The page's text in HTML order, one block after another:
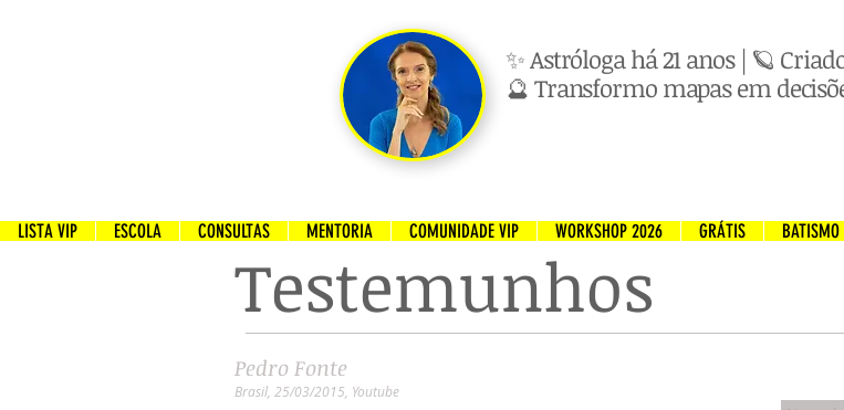
✨ Astróloga há 21 anos | 🪐
🔮 Transformo mapas em
LISTA VIP ESCOLA CONSULTAS MENTORIA COMUNIDADE VIP WORKSHOP 2026 GRÁTIS
Testemunhos
Pedro Fonte
Brasil, 25/03/2015, Youtube